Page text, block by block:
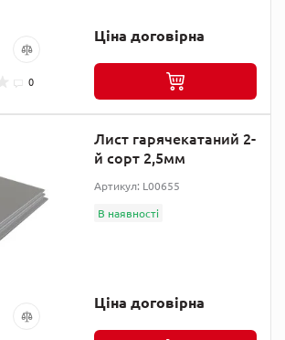
0
Ціна договірна
Лист гарячекатаний 2-
й сорт 2,5мм
Артикул: L00655
В наявності
Ціна договірна